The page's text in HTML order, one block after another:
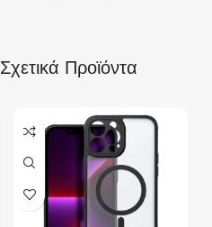
Σχετικά Προϊόντα